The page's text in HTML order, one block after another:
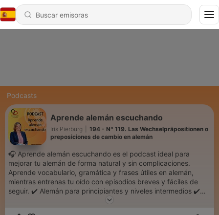
Podcasts
Aprende alemán escuchando
Iris Pierburg
194 - Nº 119. Las Wechselpräpositionen o
preposiciones de cambio en alemán
🎧 Aprende alemán escuchando es el podcast ideal para
mejorar tu alemán de forma natural y sin complicaciones.
Aprende vocabulario, gramática y frases útiles en alemán,
mientras entrenas tu oído con episodios breves y fáciles de
seguir. ✔️ Alemán para principiantes y niveles intermedios ✔️
Temas cotidianos, diálogos reales y explicaciones claras en